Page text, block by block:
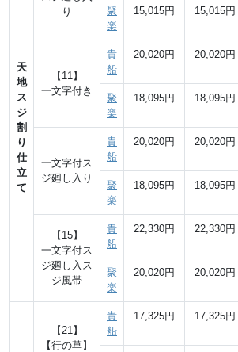
天
地
ス
ジ
割
り
仕
立
て
り
聚
楽
15,015円 15,015円
【11】
一文字付き
貴
船
20,020円 20,020円
聚
楽
18,095円 18,095円
一文字付ス
ジ廻し入り
貴
船
20,020円 20,020円
聚
楽
18,095円 18,095円
【15】
一文字付ス
ジ廻し入ス
ジ風帯
貴
船
22,330円 22,330円
聚
楽
20,020円 20,020円
【21】
【行の草】
貴
船
17,325円 17,325円